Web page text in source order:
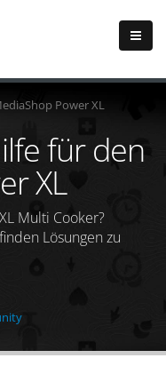
Power XL
für den
XL
Multi Cooker?
Lösungen zu